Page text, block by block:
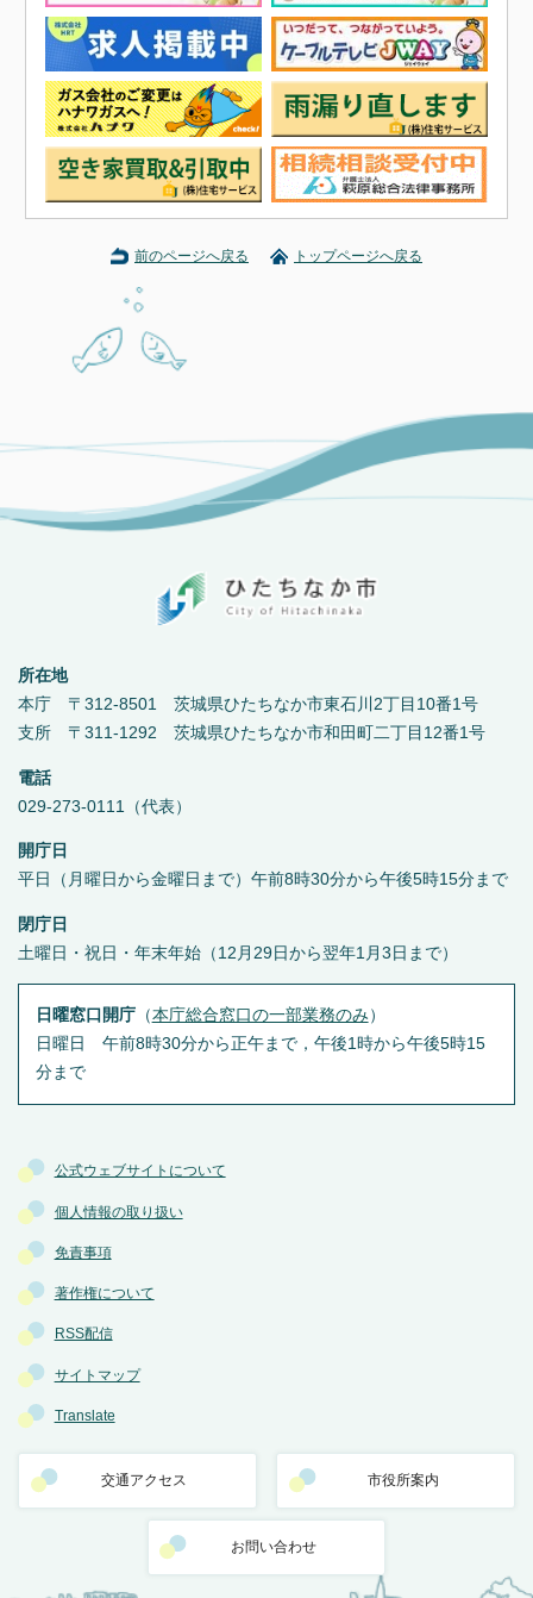
前のページへ戻る トップページへ戻る
公式ウェブサイトについて
個人情報の取り扱い
免責事項
著作権について
RSS配信
サイトマップ
Translate
交通アクセス 市役所案内
お問い合わせ
所在地
本庁 〒312-8501 茨城県ひたちなか市東石川2丁目10番1号
支所 〒311-1292 茨城県ひたちなか市和田町二丁目12番1号
電話
029-273-0111（代表）
開庁日
平日（月曜日から金曜日まで）午前8時30分から午後5時15分まで
閉庁日
土曜日・祝日・年末年始（12月29日から翌年1月3日まで）
日曜窓口開庁（本庁総合窓口の一部業務のみ ）
日曜日 午前8時30分から正午まで，午後1時から午後5時15
分まで